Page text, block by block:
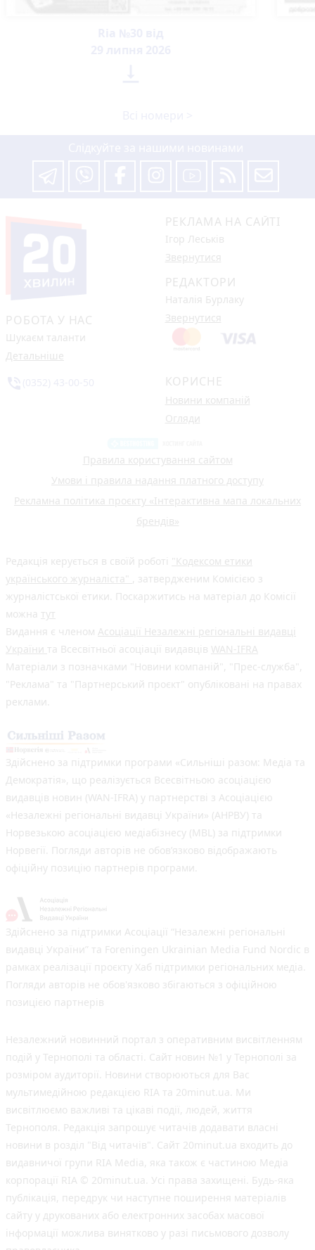
РОБОТА У НАС
Шукаєм таланти
Детальніше
РЕКЛАМА НА САЙТІ
Ігор Леськів
Звернутися
РЕДАКТОРИ
Наталія Бурлаку
Звернутися
КОРИСНЕ
Новини компаній
Огляди
Правила користування сайтом
Умови і правила надання платного доступу
Рекламна політика проєкту «Інтерактивна мапа локальних
брендів»
Редакція керується в своїй роботі "Кодексом етики
українського журналіста" , затвердженим Комісією з
журналістської етики. Поскаржитись на матеріал до Комісії
можна тут
Видання є членом Асоціації Незалежні регіональні видавці
України та Всесвітньої асоціації видавців WAN-IFRA
Матеріали з позначками "Новини компаній", "Прес-служба",
"Реклама" та "Партнерський проєкт" опубліковані на правах
реклами.
Здійснено за підтримки програми «Сильніші разом: Медіа та
Демократія», що реалізується Всесвітньою асоціацією
видавців новин (WAN-IFRA) у партнерстві з Асоціацією
«Незалежні регіональні видавці України» (АНРВУ) та
Норвезькою асоціацією медіабізнесу (MBL) за підтримки
Норвегії. Погляди авторів не обов’язково відображають
офіційну позицію партнерів програми.
Здійснено за підтримки Асоціації “Незалежні регіональні
видавці України” та Foreningen Ukrainian Media Fund Nordic в
рамках реалізації проєкту Хаб підтримки регіональних медіа.
Погляди авторів не обов'язково збігаються з офіційною
позицією партнерів
Незалежний новинний портал з оперативним висвітленням
подій у Тернополі та області. Сайт новин №1 у Тернополі за
розміром аудиторії. Новини створюються для Вас
мультимедійною редакцією RIA та 20minut.ua. Ми
висвітлюємо важливі та цікаві події, людей, життя
Тернополя. Редакція запрошує читачів додавати власні
новини в розділ "Від читачів". Сайт 20minut.ua входить до
видавничої групи RIA Media, яка також є частиною Медіа
корпорації RIA © 20minut.ua. Усі права захищені. Будь-яка
публiкацiя, передрук чи наступне поширення матеріалів
сайту у друкованих або електронних засобах масової
інформації можлива винятково у разі письмового дозволу